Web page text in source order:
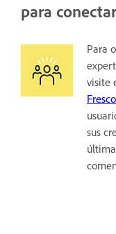
para
Para
visite
Fresco
sus